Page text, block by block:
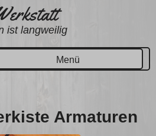
ist langweilig
Menü
Armaturen